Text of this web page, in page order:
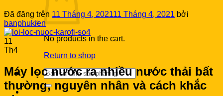
No products in the cart.
Return to shop
Search
for:
Đã đăng trên 11 Tháng 4, 202111 Tháng 4, 2021 bởi
banphukien
11
Th4
Máy lọc nước ra nhiều nước thải bất
thường, nguyên nhân và cách khắc